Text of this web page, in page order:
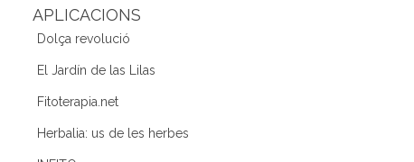
APLICACIONS
Dolça revolució
El Jardín de las Lilas
Fitoterapia.net
Herbalia: us de les herbes